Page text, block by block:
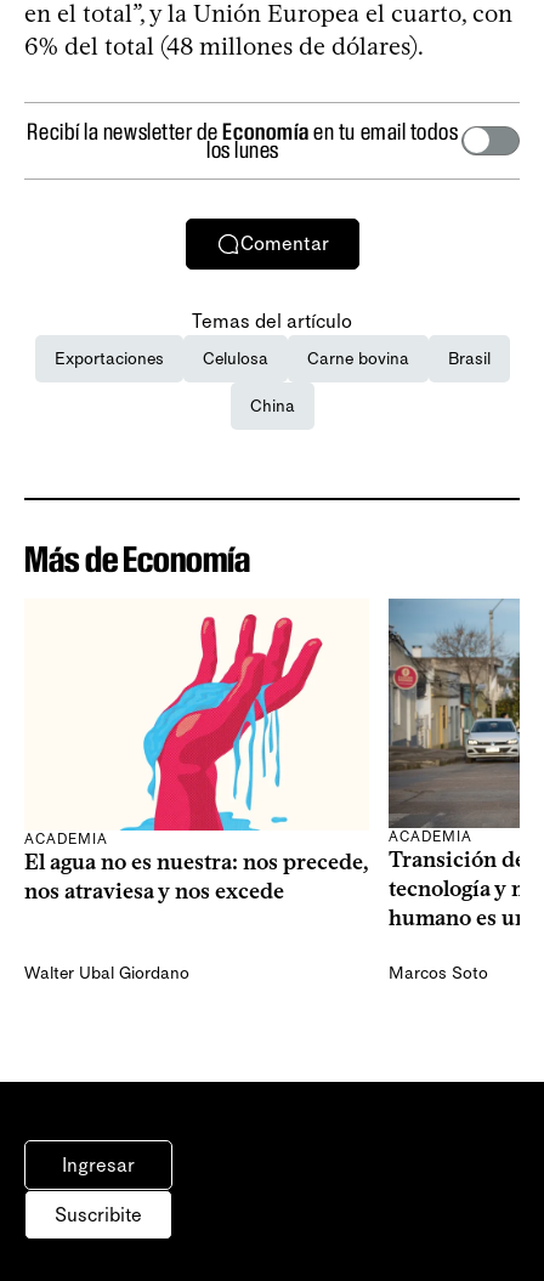
en el total”, y la Unión Europea el cuarto, con
6% del total (48 millones de dólares).
Recibí la newsletter deEconomíaen tu email todos
los lunes
Comentar
Temas del artículo
Exportaciones Celulosa Carne bovina Brasil
China
Más de Economía
ACADEMIA
El agua no es nuestra: nos precede,
nos atraviesa y nos excede
Walter Ubal Giordano
ACADEMIA
Transición
tecnología y
humano es
Marcos Soto
Ingresar
Suscribite